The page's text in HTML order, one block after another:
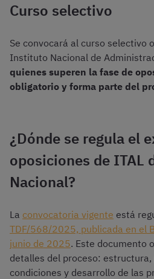
Curso selectivo
Se convocará al curso selectivo
Instituto Nacional de
quienes superen la fase de
obligatorio y forma parte del
¿Dónde se regula el
oposiciones de ITAL
Nacional?
La convocatoria vigente está
TDF/568/2025, publicada en el
junio de 2025. Este documento
detalles del proceso:
condiciones y desarrollo de las